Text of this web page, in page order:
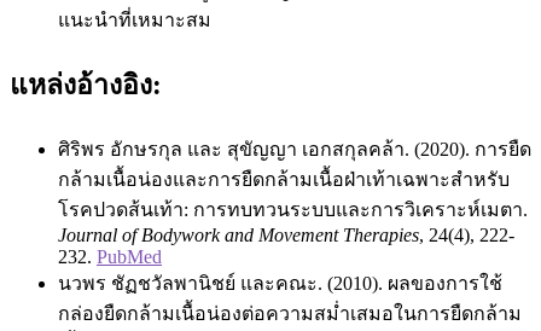
แนะนำที่เหมาะสม
แหล่งอ้างอิง:
ศิริพร อักษรกุล และ สุขัญญา เอกสกุลคล้า. (2020). การยืด
กล้ามเนื้อน่องและการยืดกล้ามเนื้อฝ่าเท้าเฉพาะสำหรับ
โรคปวดส้นเท้า: การทบทวนระบบและการวิเคราะห์เมตา.
Journal of Bodywork and Movement Therapies, 24(4), 222-
232. PubMed
นวพร ชัฏชวัลพานิชย์ และคณะ. (2010). ผลของการใช้
กล่องยืดกล้ามเนื้อน่องต่อความสม่ำเสมอในการยืดกล้าม